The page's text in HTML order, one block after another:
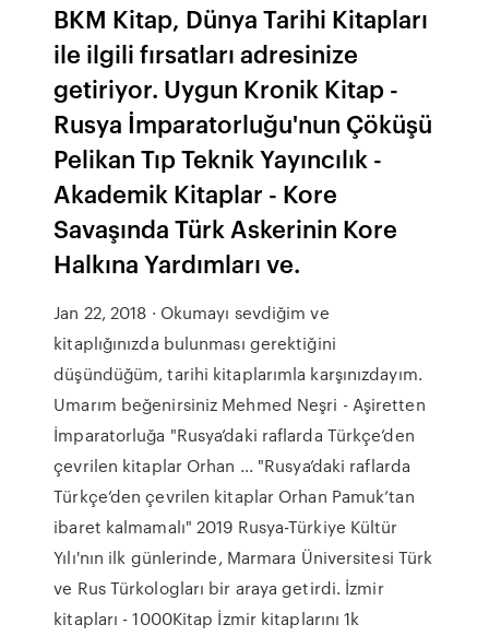
BKM Kitap, Dünya Tarihi Kitapları
ile ilgili fırsatları adresinize
getiriyor. Uygun Kronik Kitap -
Rusya İmparatorluğu'nun Çöküşü
Pelikan Tıp Teknik Yayıncılık -
Akademik Kitaplar - Kore
Savaşında Türk Askerinin Kore
Halkına Yardımları ve.
Jan 22, 2018 · Okumayı sevdiğim ve
kitaplığınızda bulunması gerektiğini
düşündüğüm, tarihi kitaplarımla karşınızdayım.
Umarım beğenirsiniz Mehmed Neşri - Aşiretten
İmparatorluğa "Rusya’daki raflarda Türkçe’den
çevrilen kitaplar Orhan ... "Rusya’daki raflarda
Türkçe’den çevrilen kitaplar Orhan Pamuk’tan
ibaret kalmamalı" 2019 Rusya-Türkiye Kültür
Yılı'nın ilk günlerinde, Marmara Üniversitesi Türk
ve Rus Türkologları bir araya getirdi. İzmir
kitapları - 1000Kitap İzmir kitaplarını 1k